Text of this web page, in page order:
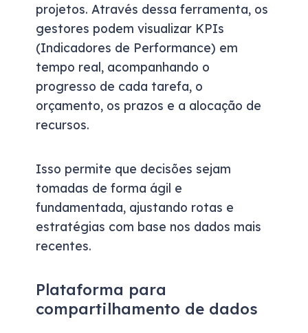
projetos. Através dessa ferramenta, os
gestores podem visualizar KPIs
(Indicadores de Performance) em
tempo real, acompanhando o
progresso de cada tarefa, o
orçamento, os prazos e a alocação de
recursos.
Isso permite que decisões sejam
tomadas de forma ágil e
fundamentada, ajustando rotas e
estratégias com base nos dados mais
recentes.
Plataforma para
compartilhamento de dados